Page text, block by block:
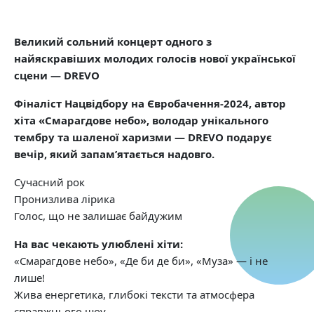
Великий сольний концерт одного з
найяскравіших молодих голосів нової української
сцени — DREVO
Фіналіст Нацвідбору на Євробачення-2024, автор
хіта «Смарагдове небо», володар унікального
тембру та шаленої харизми — DREVO подарує
вечір, який запам’ятається надовго.
Сучасний рок
Пронизлива лірика
Голос, що не залишає байдужим
На вас чекають улюблені хіти:
«Смарагдове небо», «Де би де би», «Муза» — і не
лише!
Жива енергетика, глибокі тексти та атмосфера